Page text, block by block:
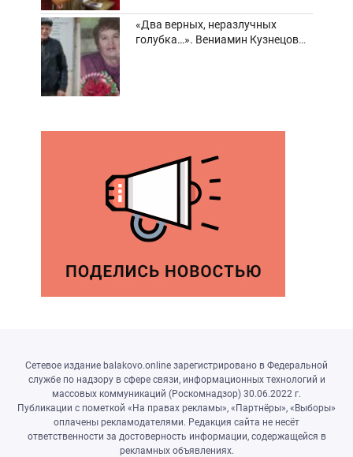
«Два верных, неразлучных
голубка…». Вениамин Кузнецов
Сетевое издание balakovo.online зарегистрировано в Федеральной
службе по надзору в сфере связи, информационных технологий и
массовых коммуникаций (Роскомнадзор) 30.06.2022 г.
Публикации с пометкой «На правах рекламы», «Партнёры», «Выборы»
оплачены рекламодателями. Редакция сайта не несёт
ответственности за достоверность информации, содержащейся в
рекламных объявлениях.